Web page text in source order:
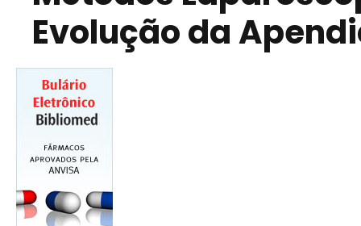
Evolução da